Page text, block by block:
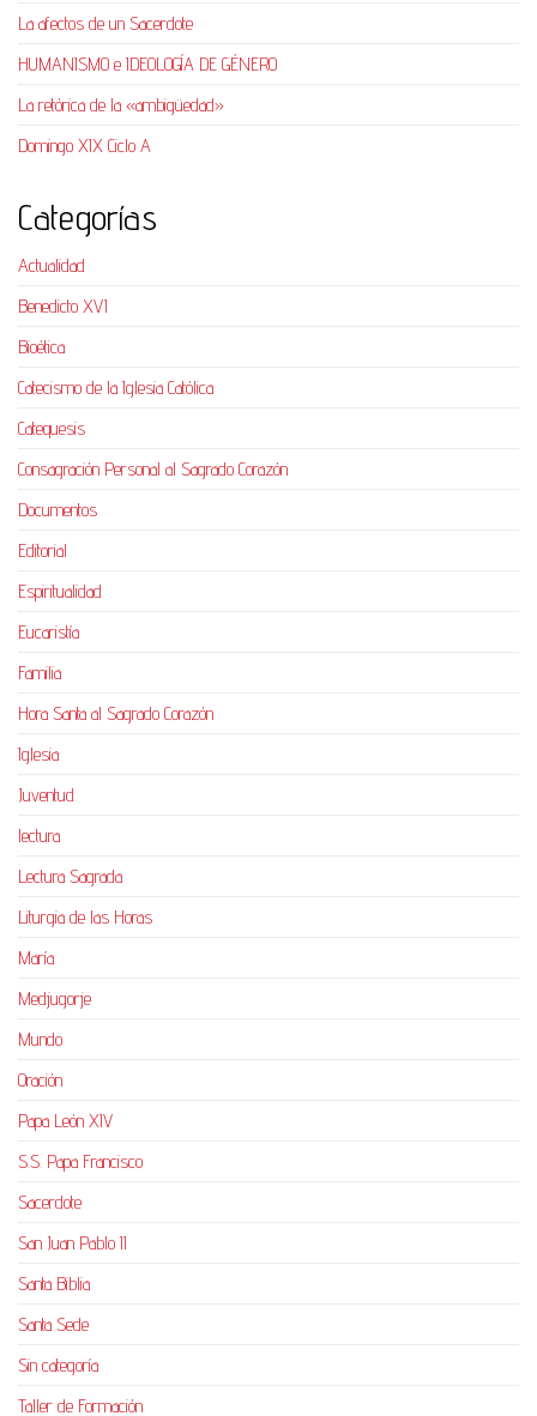
La afectos de un Sacerdote
HUMANISMO e IDEOLOGÍA DE GÉNERO
La retórica de la «ambigüedad»
Domingo XIX Ciclo A
Categorías
Actualidad
Benedicto XVI
Bioética
Catecismo de la Iglesia Católica
Catequesis
Consagración Personal al Sagrado Corazón
Documentos
Editorial
Espiritualidad
Eucaristía
Familia
Hora Santa al Sagrado Corazón
Iglesia
Juventud
lectura
Lectura Sagrada
Liturgia de las Horas
María
Medjugorje
Mundo
Oración
Papa León XIV
S.S. Papa Francisco
Sacerdote
San Juan Pablo II
Santa Biblia
Santa Sede
Sin categoría
Taller de Formación